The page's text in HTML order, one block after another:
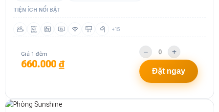
TIỆN ÍCH NỔI BẬT
+15
Giá 1 đêm
660.000 ₫
Đặt ngay